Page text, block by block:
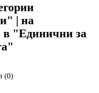
| на
в "Единични за
(0)